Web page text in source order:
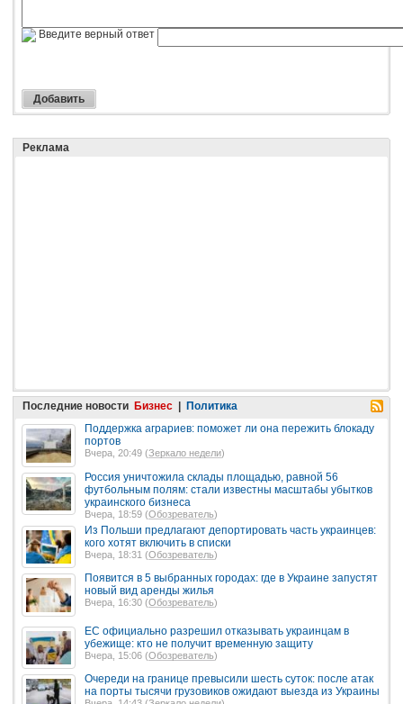
Введите верный ответ
Реклама
Последние новости Бизнес
Политика
Поддержка аграриев: поможет ли она пережить блокаду
портов
Вчера, 20:49 (Зеркало недели)
Россия уничтожила склады площадью, равной 56
футбольным полям: стали известны масштабы убытков
украинского бизнеса
Вчера, 18:59 (Обозреватель)
Из Польши предлагают депортировать часть украинцев:
кого хотят включить в списки
Вчера, 18:31 (Обозреватель)
Появится в 5 выбранных городах: где в Украине запустят
новый вид аренды жилья
Вчера, 16:30 (Обозреватель)
ЕС официально разрешил отказывать украинцам в
убежище: кто не получит временную защиту
Вчера, 15:06 (Обозреватель)
Очереди на границе превысили шесть суток: после атак
на порты тысячи грузовиков ожидают выезда из Украины